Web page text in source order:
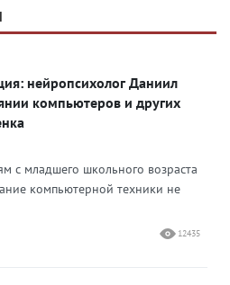
Дзен
нейропсихолог Даниил
компьютеров и других
с младшего школьного возраста
компьютерной техники не
12435